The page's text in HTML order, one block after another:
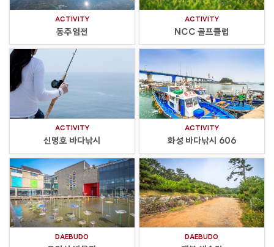
ACTIVITY
동주염전
ACTIVITY
NCC 골프클럽
ACTIVITY
신명호 바다낚시
ACTIVITY
화성 바다낚시 606
DAEBUDO DAEBUDO